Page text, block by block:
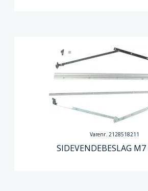
Varenr. 2128518211
SIDEVENDEBESLAG M7